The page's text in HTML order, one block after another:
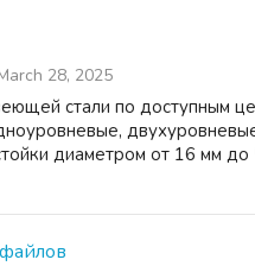
28, 2025
стали по доступным
диаметром от 16 мм до